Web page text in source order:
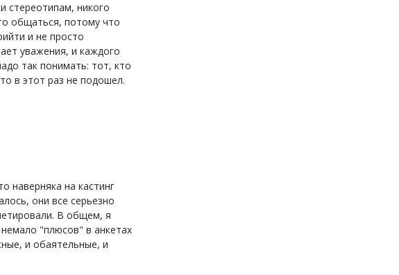
стереотипам, никого
общаться, потому что
и не просто
уважения, и каждого
так понимать: тот, кто
в этот раз не подошел.
наверняка на кастинг
они все серьезно
В общем, я
"плюсов" в анкетах
и обаятельные, и